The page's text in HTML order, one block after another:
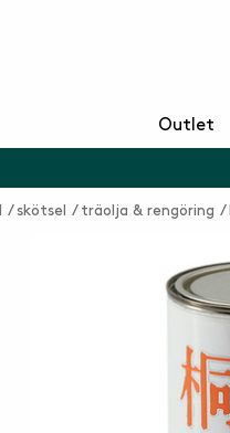
Outlet
skötsel träolja & rengöring